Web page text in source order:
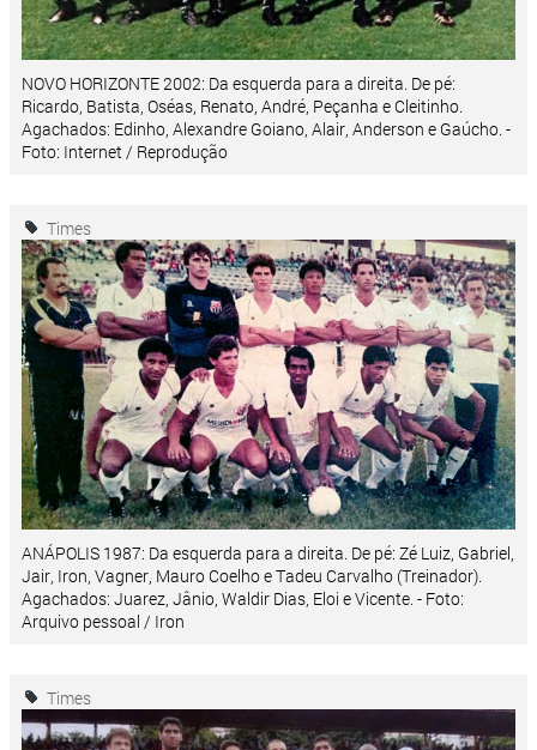
NOVO HORIZONTE 2002: Da esquerda para a direita. De pé:
Ricardo, Batista, Oséas, Renato, André, Peçanha e Cleitinho.
Agachados: Edinho, Alexandre Goiano, Alair, Anderson e Gaúcho. -
Foto: Internet / Reprodução
Times
ANÁPOLIS 1987: Da esquerda para a direita. De pé: Zé Luiz, Gabriel,
Jair, Iron, Vagner, Mauro Coelho e Tadeu Carvalho (Treinador).
Agachados: Juarez, Jânio, Waldir Dias, Eloi e Vicente. - Foto:
Arquivo pessoal / Iron
Times